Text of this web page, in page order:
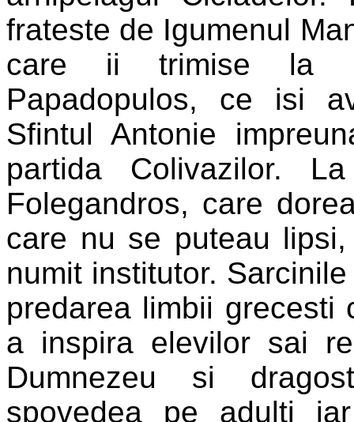
frateste de Igumenul
care ii trimise la
Papadopulos, ce isi
Sfintul Antonie
partida Colivazilor.
Folegandros, care
care nu se puteau
numit institutor.
predarea limbii
a inspira elevilor sai
Dumnezeu si
spovedea pe adulti